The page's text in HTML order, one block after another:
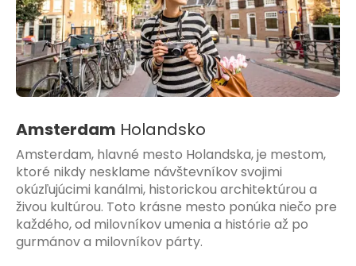
Amsterdam Holandsko
Amsterdam, hlavné mesto Holandska, je mestom,
ktoré nikdy nesklame návštevníkov svojimi
okúzľujúcimi kanálmi, historickou architektúrou a
živou kultúrou. Toto krásne mesto ponúka niečo pre
každého, od milovníkov umenia a histórie až po
gurmánov a milovníkov párty.